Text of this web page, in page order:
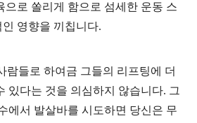
으로 쏠리게 함으로 섬세한 운동 스
영향을 끼칩니다.
람들로 하여금 그들의 리프팅에 더
있다는 것을 의심하지 않습니다. 그
에서 발살바를 시도하면 당신은 무